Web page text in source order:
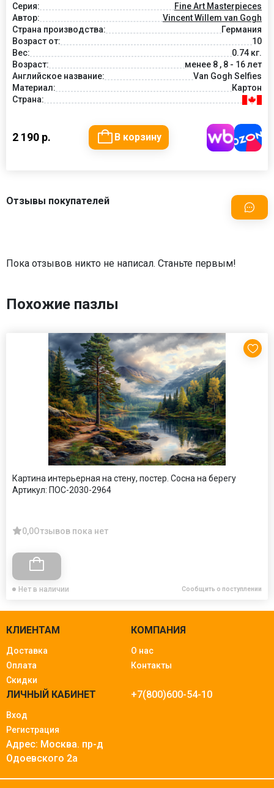
Серия:
Fine Art Masterpieces
Автор:
Vincent Willem van Gogh
Страна производства:
Германия
Возраст от:
10
Вес:
0.74 кг.
Возраст:
менее 8 , 8 - 16 лет
Английское название:
Van Gogh Selfies
Материал:
Картон
Страна:
2 190 р. В корзину
Отзывы покупателей
Пока отзывов никто не написал. Станьте первым!
Похожие пазлы
Картина интерьерная на стену, постер. Сосна на берегу
Артикул: ПОС-2030-2964
0,0Отзывов пока нет
Нет в наличии Сообщить о поступлении
КЛИЕНТАМ
Доставка
Оплата
Скидки
КОМПАНИЯ
О нас
Контакты
ЛИЧНЫЙ КАБИНЕТ
Вход
Регистрация
+7(800)600-54-10
Адрес: Москва. пр-д
Одоевского 2а